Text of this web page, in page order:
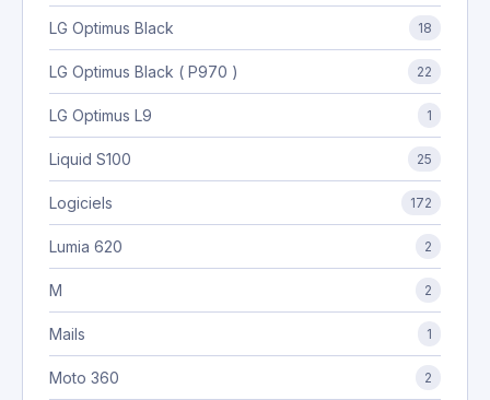
LG Optimus Black 18
LG Optimus Black ( P970 ) 22
LG Optimus L9 1
Liquid S100 25
Logiciels 172
Lumia 620 2
M 2
Mails 1
Moto 360 2